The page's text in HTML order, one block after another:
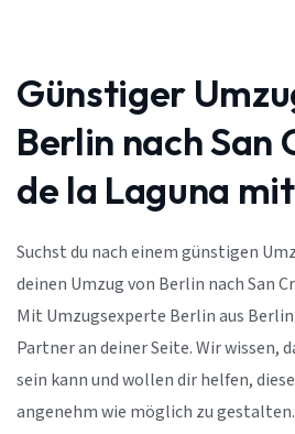
Günstiger
Berlin nach San
de la Laguna
Suchst du nach einem günstigen
deinen Umzug von Berlin nach San
Mit Umzugsexperte Berlin aus
Partner an deiner Seite. Wir wissen,
sein kann und wollen dir helfen,
angenehm wie möglich zu gestalten.